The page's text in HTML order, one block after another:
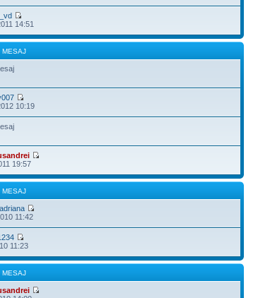
14:51
MESAJ
10:19
19:57
MESAJ
11:42
11:23
MESAJ